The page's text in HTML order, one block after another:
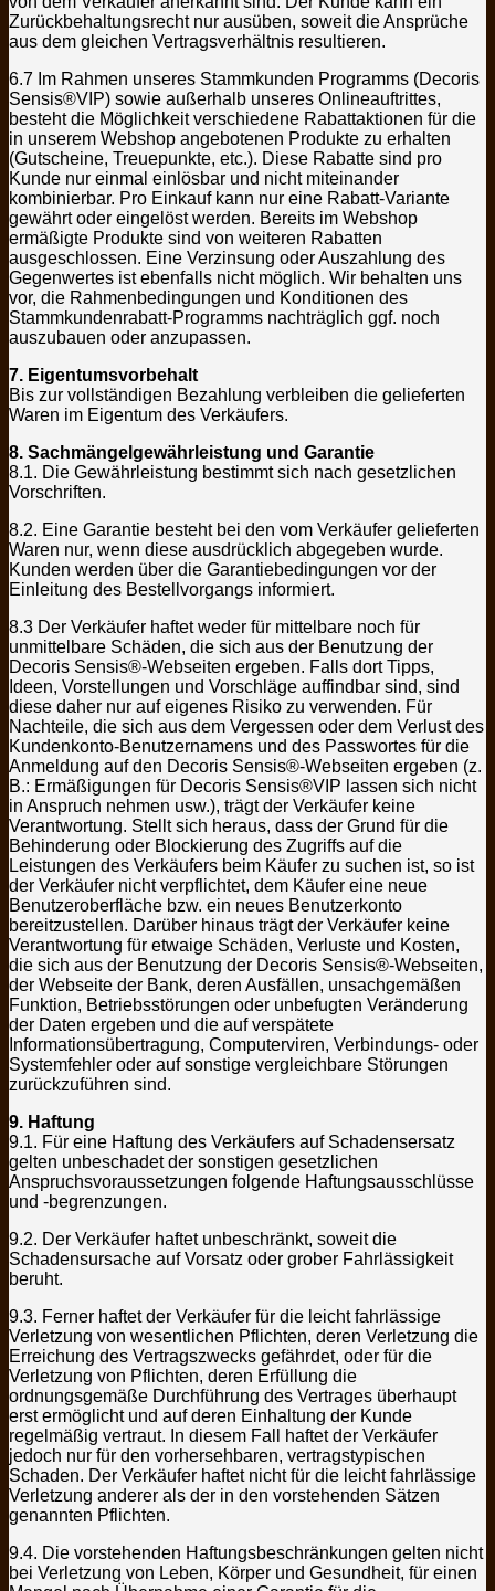
Zurückbehaltungsrecht nur ausüben, soweit die Ansprüche
aus dem gleichen Vertragsverhältnis resultieren.
6.7 Im Rahmen unseres Stammkunden Programms (Decoris
Sensis®VIP) sowie außerhalb unseres Onlineauftrittes,
besteht die Möglichkeit verschiedene Rabattaktionen für die
in unserem Webshop angebotenen Produkte zu erhalten
(Gutscheine, Treuepunkte, etc.). Diese Rabatte sind pro
Kunde nur einmal einlösbar und nicht miteinander
kombinierbar. Pro Einkauf kann nur eine Rabatt-Variante
gewährt oder eingelöst werden. Bereits im Webshop
ermäßigte Produkte sind von weiteren Rabatten
ausgeschlossen. Eine Verzinsung oder Auszahlung des
Gegenwertes ist ebenfalls nicht möglich. Wir behalten uns
vor, die Rahmenbedingungen und Konditionen des
Stammkundenrabatt-Programms nachträglich ggf. noch
auszubauen oder anzupassen.
7. Eigentumsvorbehalt
Bis zur vollständigen Bezahlung verbleiben die gelieferten
Waren im Eigentum des Verkäufers.
8. Sachmängelgewährleistung und Garantie
8.1. Die Gewährleistung bestimmt sich nach gesetzlichen
Vorschriften.
8.2. Eine Garantie besteht bei den vom Verkäufer gelieferten
Waren nur, wenn diese ausdrücklich abgegeben wurde.
Kunden werden über die Garantiebedingungen vor der
Einleitung des Bestellvorgangs informiert.
8.3 Der Verkäufer haftet weder für mittelbare noch für
unmittelbare Schäden, die sich aus der Benutzung der
Decoris Sensis®-Webseiten ergeben. Falls dort Tipps,
Ideen, Vorstellungen und Vorschläge auffindbar sind, sind
diese daher nur auf eigenes Risiko zu verwenden. Für
Nachteile, die sich aus dem Vergessen oder dem Verlust des
Kundenkonto-Benutzernamens und des Passwortes für die
Anmeldung auf den Decoris Sensis®-Webseiten ergeben (z.
B.: Ermäßigungen für Decoris Sensis®VIP lassen sich nicht
in Anspruch nehmen usw.), trägt der Verkäufer keine
Verantwortung. Stellt sich heraus, dass der Grund für die
Behinderung oder Blockierung des Zugriffs auf die
Leistungen des Verkäufers beim Käufer zu suchen ist, so ist
der Verkäufer nicht verpflichtet, dem Käufer eine neue
Benutzeroberfläche bzw. ein neues Benutzerkonto
bereitzustellen. Darüber hinaus trägt der Verkäufer keine
Verantwortung für etwaige Schäden, Verluste und Kosten,
die sich aus der Benutzung der Decoris Sensis®-Webseiten,
der Webseite der Bank, deren Ausfällen, unsachgemäßen
Funktion, Betriebsstörungen oder unbefugten Veränderung
der Daten ergeben und die auf verspätete
Informationsübertragung, Computerviren, Verbindungs- oder
Systemfehler oder auf sonstige vergleichbare Störungen
zurückzuführen sind.
9. Haftung
9.1. Für eine Haftung des Verkäufers auf Schadensersatz
gelten unbeschadet der sonstigen gesetzlichen
Anspruchsvoraussetzungen folgende Haftungsausschlüsse
und -begrenzungen.
9.2. Der Verkäufer haftet unbeschränkt, soweit die
Schadensursache auf Vorsatz oder grober Fahrlässigkeit
beruht.
9.3. Ferner haftet der Verkäufer für die leicht fahrlässige
Verletzung von wesentlichen Pflichten, deren Verletzung die
Erreichung des Vertragszwecks gefährdet, oder für die
Verletzung von Pflichten, deren Erfüllung die
ordnungsgemäße Durchführung des Vertrages überhaupt
erst ermöglicht und auf deren Einhaltung der Kunde
regelmäßig vertraut. In diesem Fall haftet der Verkäufer
jedoch nur für den vorhersehbaren, vertragstypischen
Schaden. Der Verkäufer haftet nicht für die leicht fahrlässige
Verletzung anderer als der in den vorstehenden Sätzen
genannten Pflichten.
9.4. Die vorstehenden Haftungsbeschränkungen gelten nicht
bei Verletzung von Leben, Körper und Gesundheit, für einen